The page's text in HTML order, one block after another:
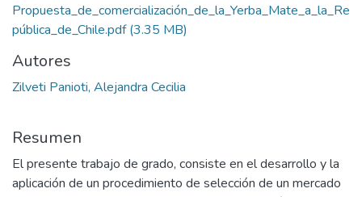
Propuesta_de_comercialización_de_la_Yerba_Mate_a_la_Re
pública_de_Chile.pdf(3.35 MB)
Autores
Zilveti Panioti, Alejandra Cecilia
Resumen
El presente trabajo de grado, consiste en el desarrollo y la
aplicación de un procedimiento de selección de un mercado